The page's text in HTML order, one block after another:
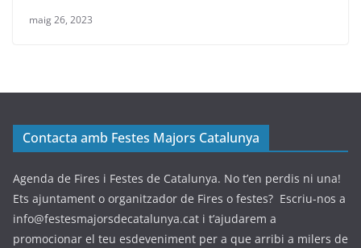
maig 26, 2023
Contacta amb Festes Majors Catalunya
Agenda de Fires i Festes de Catalunya. No t’en perdis ni una!
Ets ajuntament o organitzador de Fires o festes? Escriu-nos a
info@festesmajorsdecatalunya.cat i t’ajudarem a
promocionar el teu esdeveniment per a que arribi a milers de